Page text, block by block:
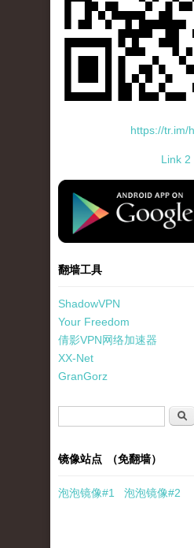
https://tr.im/
Link 2
standard-icon-
翻墙工具
ShadowVPN
Your Freedom
倩影VPN网络加速器
XX-Net
GranGorz
搜索
镜像站点 （免翻墙）
泡泡镜像#1 泡泡镜像#2